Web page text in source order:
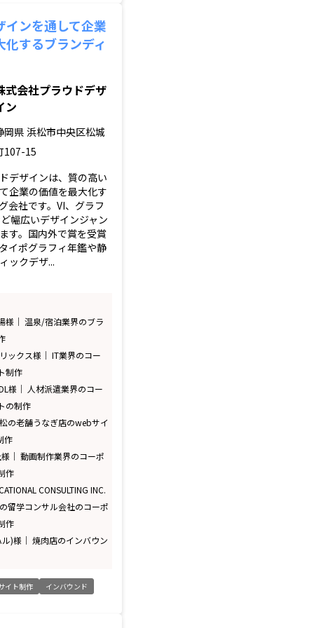
インを通して企業
化するブランディ
式会社プラウドデザ
ン
岡県 浜松市中央区松城
107-15
デザインは、質の高い
企業の価値を最大化す
会社です。VI、グラフ
幅広いデザインジャン
す。国内外で賞を受賞
イポグラフィ年鑑や静
ックデザ...
様｜ 温泉/宿泊業界のブラ
ックス様｜ IT業界のコー
制作
様｜ 人材派遣業界のコー
の制作
の老舗うなぎ店のwebサイ
作
｜ 動画制作業界のコーポ
作
CONSULTING INC.
留学コンサル会社のコーポ
作
)様｜ 焼肉店のインバウン
イト制作 インバウンド